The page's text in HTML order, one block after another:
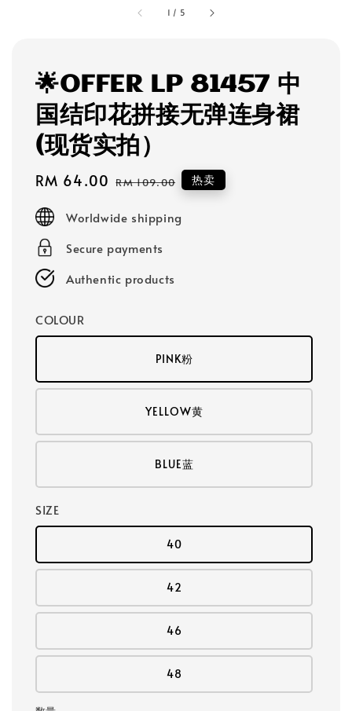
1 / 5
🌟OFFER LP 81457 中
国结印花拼接无弹连身裙
(现货实拍）
Sale
RM 64.00 Regular
RM 109.00 热卖
Worldwide shipping
Secure payments
Authentic products
COLOUR
PINK粉
YELLOW黄
BLUE蓝
SIZE
40
42
46
48